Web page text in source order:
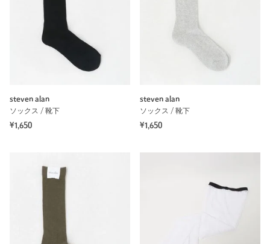
steven alan
ソックス / 靴下
¥1,650
steven alan
ソックス / 靴下
¥1,650